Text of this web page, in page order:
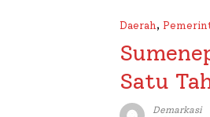
Daerah,
Satu
Demarkasi